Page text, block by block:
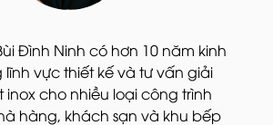
Đình Ninh có hơn 10 năm kinh
lĩnh vực thiết kế và tư vấn giải
cho nhiều loại công trình
hàng, khách sạn và khu bếp